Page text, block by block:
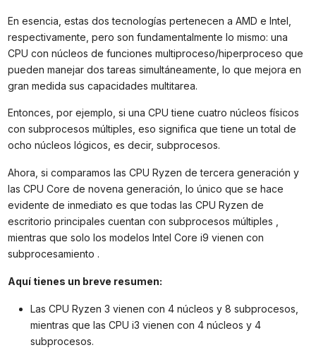
En esencia, estas dos tecnologías pertenecen a AMD e Intel,
respectivamente, pero son fundamentalmente lo mismo: una
CPU con núcleos de funciones multiproceso/hiperproceso que
pueden manejar dos tareas simultáneamente, lo que mejora en
gran medida sus capacidades multitarea.
Entonces, por ejemplo, si una CPU tiene cuatro núcleos físicos
con subprocesos múltiples, eso significa que tiene un total de
ocho núcleos lógicos, es decir, subprocesos.
Ahora, si comparamos las CPU Ryzen de tercera generación y
las CPU Core de novena generación, lo único que se hace
evidente de inmediato es que todas las CPU Ryzen de
escritorio principales cuentan con subprocesos múltiples ,
mientras que solo los modelos Intel Core i9 vienen con
subprocesamiento .
Aquí tienes un breve resumen:
Las CPU Ryzen 3 vienen con 4 núcleos y 8 subprocesos,
mientras que las CPU i3 vienen con 4 núcleos y 4
subprocesos.